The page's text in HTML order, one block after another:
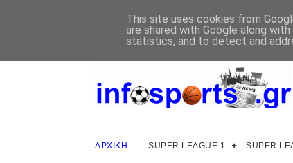
ΑΡΧΙΚΗ SUPER LEAGUE 1 SUPER
This site uses cookies from
are shared with Google along
statistics, and to detect and